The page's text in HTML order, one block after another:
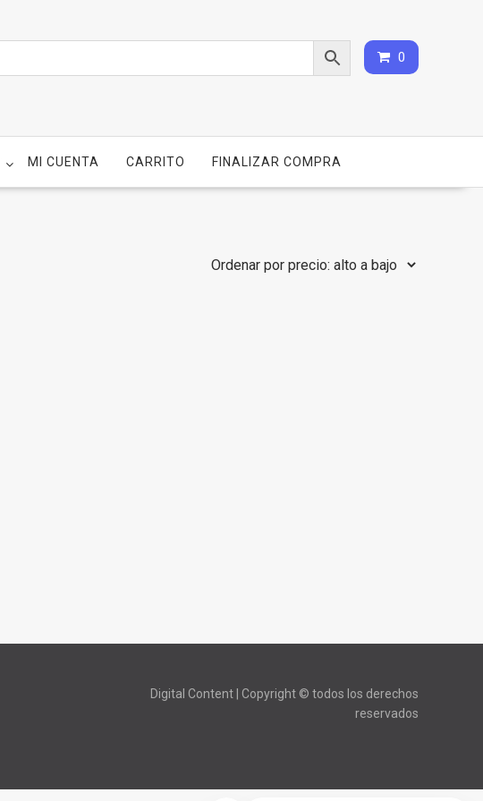
0
MI CUENTA CARRITO FINALIZAR COMPRA
Digital Content | Copyright © todos los derechos
reservados